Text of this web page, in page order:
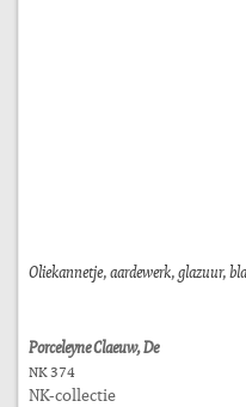
Oliekannetje, aardewerk, glazuur,
Porceleyne Claeuw, De
NK 374
NK-collectie